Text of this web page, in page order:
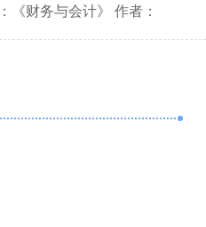
《财务与会计》 作者：